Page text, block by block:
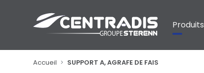
Produits
Accueil SUPPORT A, AGRAFE DE FAIS